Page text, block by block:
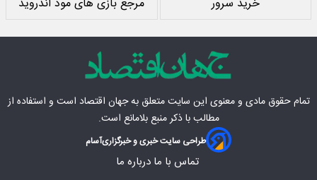
خرید سرور
مرجع بازی های مود اندروید
تمام حقوق مادی‌ و معنوی این سایت متعلق بهجهان اقتصاد است و استفاده از
مطالب با ذکر منبع بلامانع است.
طراحی سایت خبری و خبرگزاریآسام
تماس با ما درباره ما